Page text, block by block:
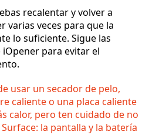
recalentar y volver a
varias veces para que la
lo suficiente. Sigue las
para evitar el
usar un secador de pelo,
caliente o una placa caliente
calor, pero ten cuidado de no
la pantalla y la batería